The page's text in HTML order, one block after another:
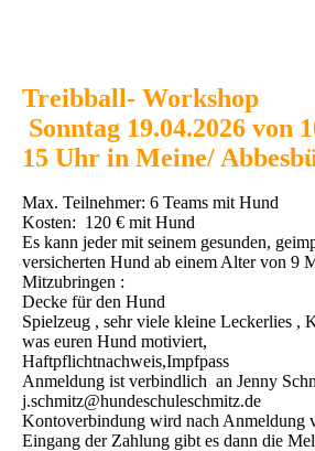
Treibball- Workshop
Sonntag 19.04.2026 von
15 Uhr in Meine/
Max. Teilnehmer: 6 Teams mit Hund
Kosten: 120 € mit Hund
Es kann jeder mit seinem gesunden,
versicherten Hund ab einem Alter von 9
Mitzubringen :
Decke für den Hund
Spielzeug , sehr viele kleine Leckerlies
was euren Hund motiviert,
Haftpflichtnachweis,Impfpass
Anmeldung ist verbindlich an Jenny
j.schmitz@hundeschuleschmitz.de
Kontoverbindung wird nach Anmeldung
Eingang der Zahlung gibt es dann die